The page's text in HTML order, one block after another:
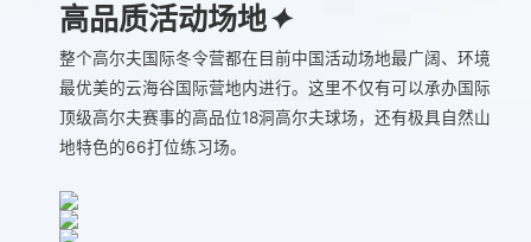
高品质活动场地✦
整个高尔夫国际冬令营都在目前中国活动场地最广阔、环境
最优美的云海谷国际营地内进行。这里不仅有可以承办国际
顶级高尔夫赛事的高品位18洞高尔夫球场，还有极具自然山
地特色的66打位练习场。